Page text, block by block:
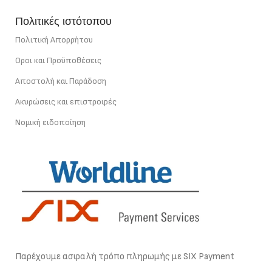
Πολιτικές ιστότοπου
Πολιτική Απορρήτου
Οροι και Προϋποθέσεις
Αποστολή και Παράδοση
Ακυρώσεις και επιστροφές
Νομική ειδοποίηση
Παρέχουμε ασφαλή τρόπο πληρωμής με SIX Payment